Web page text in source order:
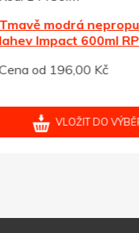
nepropustná
RPET
Kč
DO VÝBĚRU